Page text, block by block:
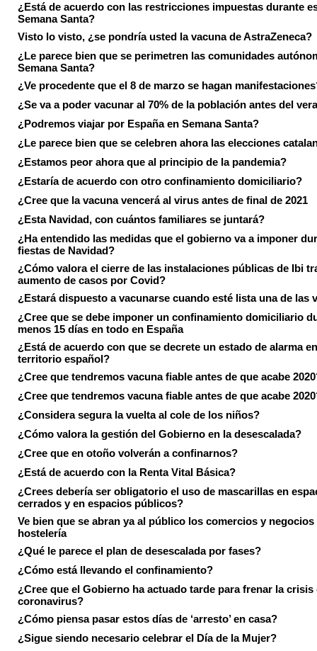
¿Está de acuerdo con las restricciones impuestas durante
Semana Santa?
Visto lo visto, ¿se pondría usted la vacuna de AstraZeneca?
¿Le parece bien que se perimetren las comunidades
Semana Santa?
¿Ve procedente que el 8 de marzo se hagan
¿Se va a poder vacunar al 70% de la población antes del
¿Podremos viajar por España en Semana Santa?
¿Le parece bien que se celebren ahora las elecciones
¿Estamos peor ahora que al principio de la pandemia?
¿Estaría de acuerdo con otro confinamiento domiciliario?
¿Cree que la vacuna vencerá al virus antes de final de 2021
¿Esta Navidad, con cuántos familiares se juntará?
¿Ha entendido las medidas que el gobierno va a imponer
fiestas de Navidad?
¿Cómo valora el cierre de las instalaciones públicas de Ibi
aumento de casos por Covid?
¿Estará dispuesto a vacunarse cuando esté lista una de las
¿Cree que se debe imponer un confinamiento domiciliario
menos 15 días en todo en España
¿Está de acuerdo con que se decrete un estado de alarma
territorio español?
¿Cree que tendremos vacuna fiable antes de que acabe
¿Cree que tendremos vacuna fiable antes de que acabe
¿Considera segura la vuelta al cole de los niños?
¿Cómo valora la gestión del Gobierno en la desescalada?
¿Cree que en otoño volverán a confinarnos?
¿Está de acuerdo con la Renta Vital Básica?
¿Crees debería ser obligatorio el uso de mascarillas en
cerrados y en espacios públicos?
Ve bien que se abran ya al público los comercios y negocios
hostelería
¿Qué le parece el plan de desescalada por fases?
¿Cómo está llevando el confinamiento?
¿Cree que el Gobierno ha actuado tarde para frenar la crisis
coronavirus?
¿Cómo piensa pasar estos días de ‘arresto’ en casa?
¿Sigue siendo necesario celebrar el Día de la Mujer?